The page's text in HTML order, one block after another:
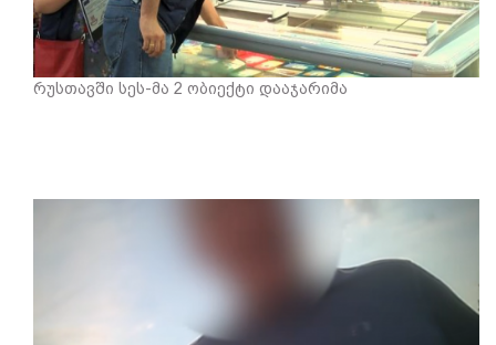
რუსთავში სეს-მა 2 ობიექტი დააჯარიმა